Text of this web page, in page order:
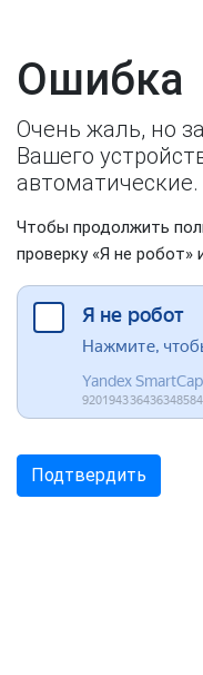
Ошибка
Очень жаль, но
Вашего
автоматические.
Чтобы продолжить
проверку «Я не робот»